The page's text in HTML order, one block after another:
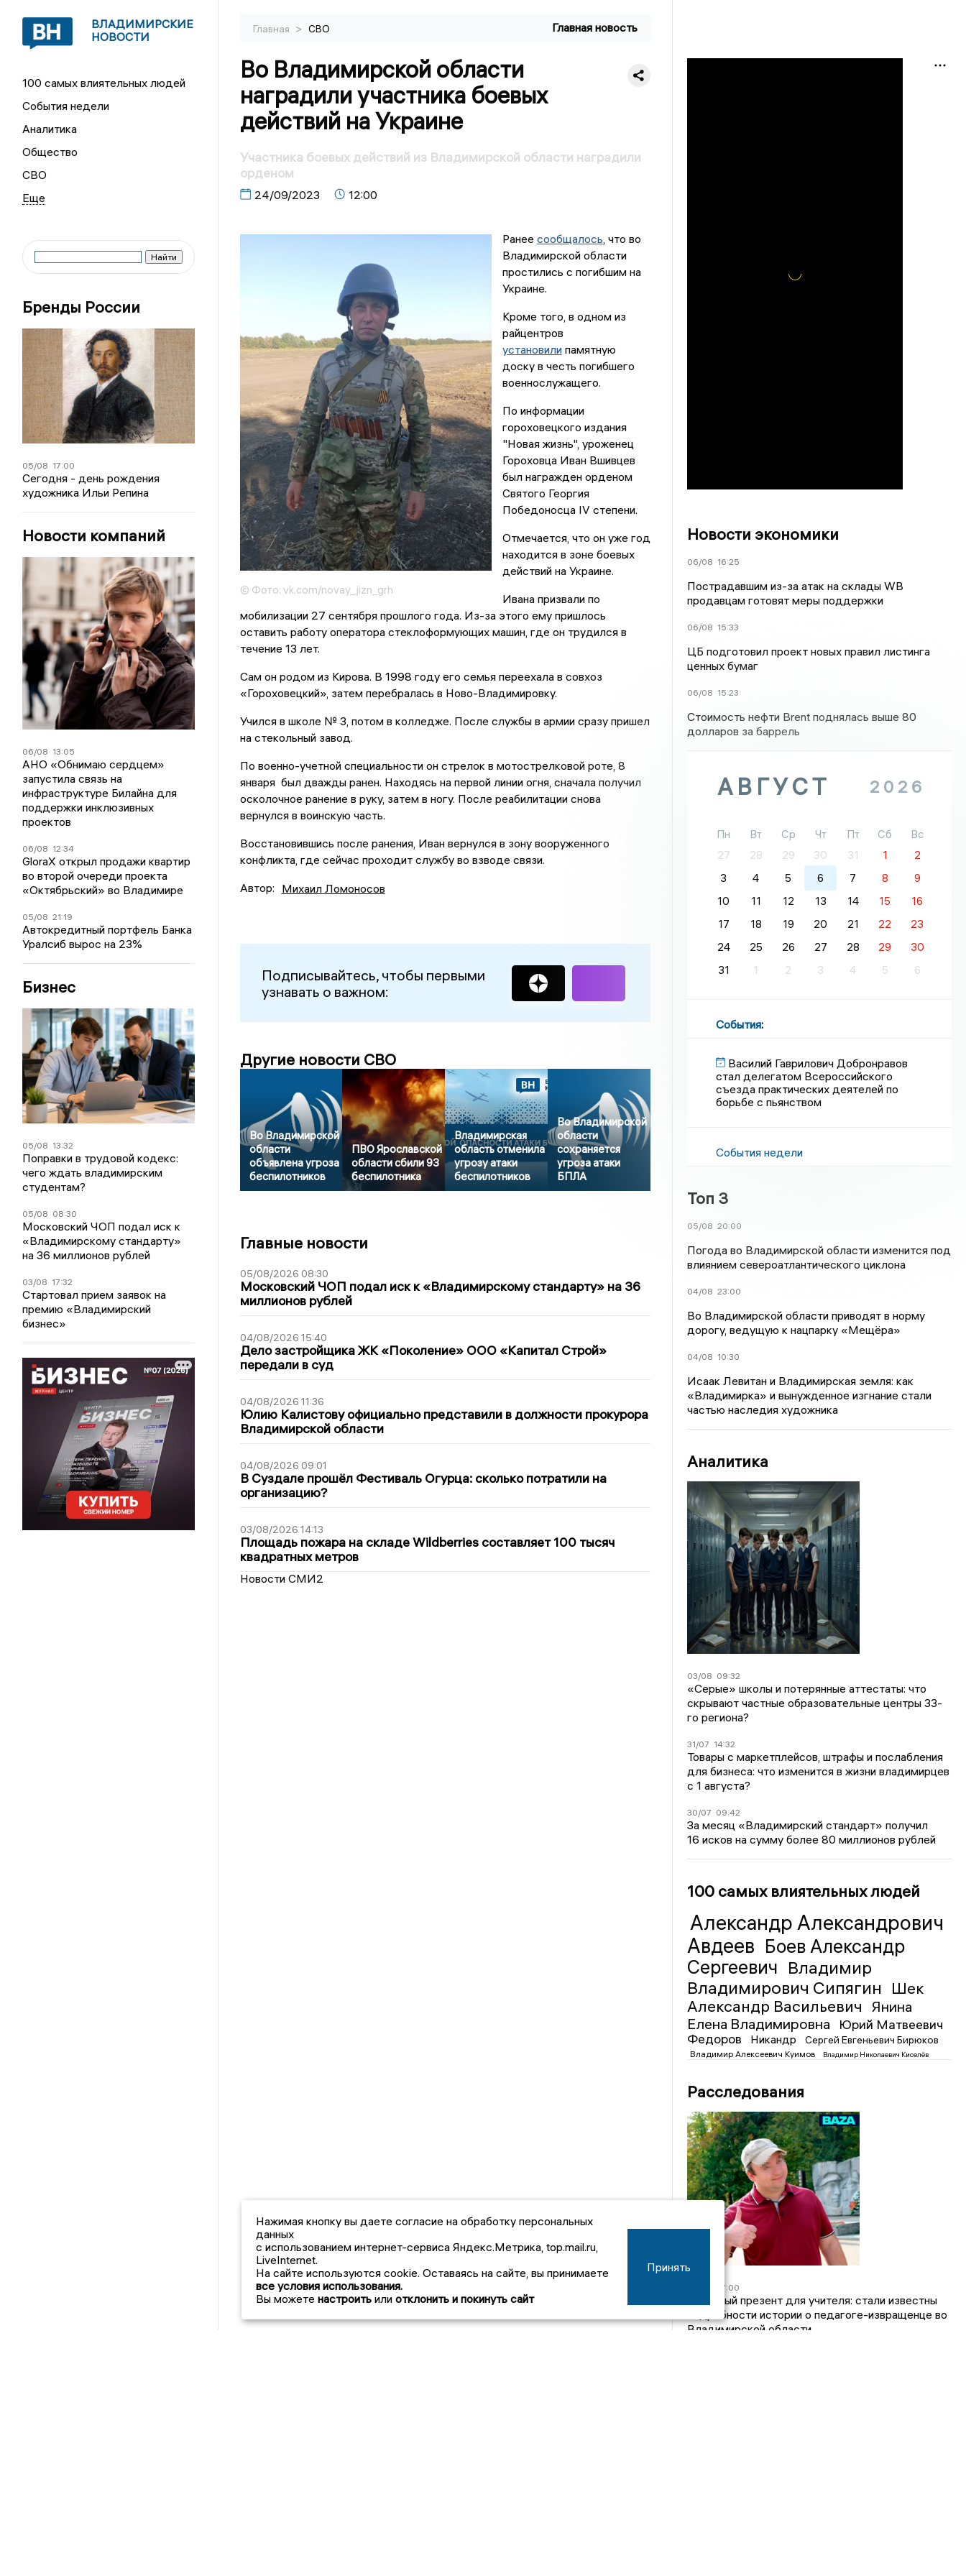
ВЛАДИМИРСКИЕ
НОВОСТИ
100 самых влиятельных людей
События недели
Аналитика
Общество
СВО
Бренды России
05/08 17:00
Сегодня - день рождения
художника Ильи Репина
Новости компаний
06/08 13:05
АНО «Обнимаю сердцем»
запустила связь на
инфраструктуре Билайна для
поддержки инклюзивных
проектов
06/08 12:34
GloraX открыл продажи квартир
во второй очереди проекта
«Октябрьский» во Владимире
05/08 21:19
Автокредитный портфель Банка
Уралсиб вырос на 23%
Бизнес
05/08 13:32
Поправки в трудовой кодекс:
чего ждать владимирским
студентам?
05/08 08:30
Московский ЧОП подал иск к
«Владимирскому стандарту»
на 36 миллионов рублей
03/08 17:32
Стартовал прием заявок на
премию «Владимирский
бизнес»
Главная > СВО Главная новость
Во Владимирской области
наградили участника боевых
действий на Украине
Участника боевых действий из Владимирской области наградили
орденом
24/09/2023 12:00
© Фото: vk.com/novay_jizn_grh
Ранее сообщалось, что во
Владимирской области
простились с погибшим на
Украине.
Кроме того, в одном из
райцентров
установилипамятную
доску в честь погибшего
военнослужащего.
По информации
гороховецкого издания
"Новая жизнь", уроженец
Гороховца Иван Вшивцев
был награжден орденом
Святого Георгия
Победоносца IV степени.
Отмечается, что он уже год
находится в зоне боевых
действий на Украине.
Ивана призвали по
мобилизации 27 сентября прошлого года. Из-за этого ему пришлось
оставить работу оператора стеклоформующих машин, где он трудился в
течение 13 лет.
Сам он родом из Кирова. В 1998 году его семья переехала в совхоз
«Гороховецкий», затем перебралась в Ново-Владимировку.
Учился в школе № 3, потом в колледже. После службы в армии сразу пришел
на стекольный завод.
По военно-учетной специальности он стрелок в мотострелковой роте, 8
января был дважды ранен. Находясь на первой линии огня, сначала получил
осколочное ранение в руку, затем в ногу. После реабилитации снова
вернулся в воинскую часть.
Восстановившись после ранения, Иван вернулся в зону вооруженного
конфликта, где сейчас проходит службу во взводе связи.
Автор: Михаил Ломоносов
Подписывайтесь, чтобы первыми
узнавать о важном:
Другие новости СВО
Во Владимирской
области
объявлена угроза
беспилотников
ПВО Ярославской
области сбили 93
беспилотника
Владимирская
область отменила
угрозу атаки
беспилотников
Во Владимирской
области
сохраняется
угроза атаки
БПЛА
Главные новости
05/08/2026 08:30
Московский ЧОП подал иск к «Владимирскому стандарту» на 36
миллионов рублей
04/08/2026 15:40
Дело застройщика ЖК «Поколение» ООО «Капитал Строй»
передали в суд
04/08/2026 11:36
Юлию Калистову официально представили в должности прокурора
Владимирской области
04/08/2026 09:01
В Суздале прошёл Фестиваль Огурца: сколько потратили на
организацию?
03/08/2026 14:13
Площадь пожара на складе Wildberries составляет 100 тысяч
квадратных метров
Новости СМИ2
Новости экономики
06/08 16:25
Пострадавшим из-за атак на склады WB
продавцам готовят меры поддержки
06/08 15:33
ЦБ подготовил проект новых правил листинга
ценных бумаг
06/08 15:23
Стоимость нефти Brent поднялась выше 80
долларов за баррель
АВГУСТ 2026
Пн Вт Ср Чт Пт Сб
Вс
27
28 29 30 31 1
2
3
4 5 6 7 8
9
10
11 12 13 14 15
16
17
18 19 20 21 22
23
24
25 26 27 28 29
30
31
1 2 3 4 5 6
События:
Василий Гаврилович Добронравов
стал делегатом Всероссийского
съезда практических деятелей по
борьбе с пьянством
События недели
Топ 3
05/08 20:00
Погода во Владимирской области изменится под
влиянием североатлантического циклона
04/08 23:00
Во Владимирской области приводят в норму
дорогу, ведущую к нацпарку «Мещёра»
04/08 10:30
Исаак Левитан и Владимирская земля: как
«Владимирка» и вынужденное изгнание стали
частью наследия художника
Аналитика
03/08 09:32
«Серые» школы и потерянные аттестаты: что
скрывают частные образовательные центры 33-
го региона?
31/07 14:32
Товары с маркетплейсов, штрафы и послабления
для бизнеса: что изменится в жизни владимирцев
с 1 августа?
30/07 09:42
За месяц «Владимирский стандарт» получил
16 исков на сумму более 80 миллионов рублей
100 самых влиятельных людей
Александр Александрович
Авдеев Боев Александр
Сергеевич Владимир
Владимирович Сипягин Шек
Александр Васильевич
Янина
Елена Владимировна
Юрий Матвеевич
Федоров
Никандр Сергей Евгеньевич Бирюков
Владимир Алексеевич Куимов Владимир Николаевич Киселёв
Расследования
17:00
Странный презент для учителя: стали известны
подробности истории о педагоге-извращенце во
Владимирской области
Нажимая кнопку вы даете согласие на обработку персональных
данных
с использованием интернет-сервиса Яндекс.Метрика, top.mail.ru,
LiveInternet.
На сайте используются cookie. Оставаясь на сайте, вы принимаете
все условия использования.
Вы можете настроить или отклонить и покинуть сайт
Принять